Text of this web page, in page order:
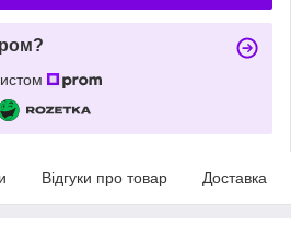
Відгуки про товар Доставка